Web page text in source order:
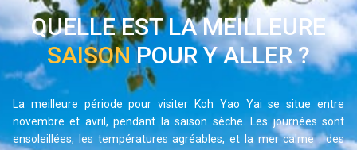
petites routes bordées de palmiers, de traverser des
villages de pêcheurs, et de vous arrêter au hasard dans un
petit restaurant en bord de mer. C’est le genre de balade
simple qui se transforme en souvenirs inoubliables.
Profitez-en pour aller découvrir les plus belles plages de
l’île, comme Loh Pared et Klong Son, deux superbes et
longues criques. Vous pourrez vous rafraîchir, et même
QUELLE EST LA MEILLEURE
SAISONPOUR Y ALLER ?
La meilleure période pour visiter Koh Yao Yai se situe entre
novembre et avril, pendant la saison sèche. Les journées sont
ensoleillées, les températures agréables, et la mer calme : des